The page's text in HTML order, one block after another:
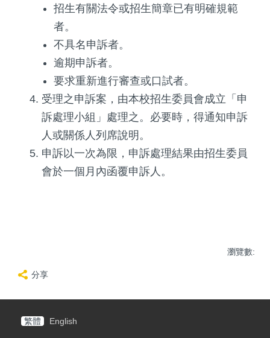
招生有關法令或招生簡章已有明確規範
者。
不具名申訴者。
逾期申訴者。
要求重新進行審查或口試者。
受理之申訴案，由本校招生委員會成立「申
訴處理小組」處理之。必要時，得通知申訴
人或關係人列席說明。
申訴以一次為限，申訴處理結果由招生委員
會於一個月內函覆申訴人。
瀏覽數:
分享
繁體 English